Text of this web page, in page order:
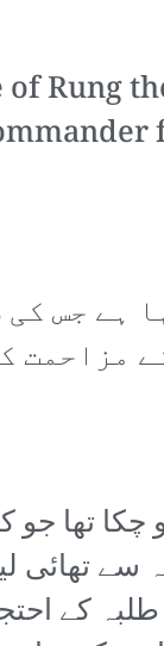
of Rung
ہے جس
مزاحمت
تھا جو
تھائی
کے